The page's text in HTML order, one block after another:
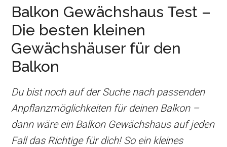
Balkon Gewächshaus Test –
Die besten kleinen
Gewächshäuser für den
Balkon
Du bist noch auf der Suche nach passenden
Anpflanzmöglichkeiten für deinen Balkon –
dann wäre ein Balkon Gewächshaus auf jeden
Fall das Richtige für dich! So ein kleines